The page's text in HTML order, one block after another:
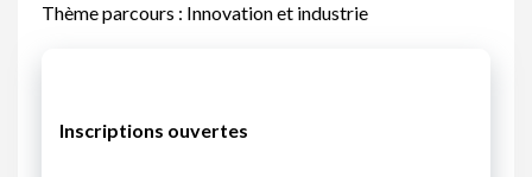
Thème parcours : Innovation et industrie
Inscriptions ouvertes